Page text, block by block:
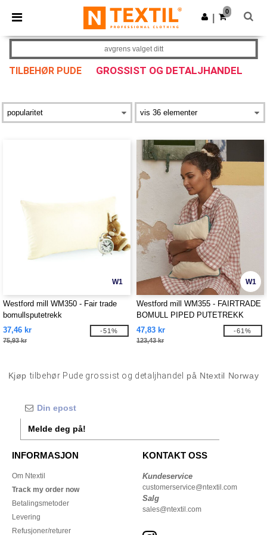
× Ntextil-app
Bedre priser i appen!
Last ned app
0
TILBEHØR PUDE GROSSIST OG DETALJHANDEL
avgrens valget ditt
W1
Westford mill WM350 - Fair trade
bomullsputetrekk
37,46 kr
75,93 kr
-51%
W1
Westford mill WM355 - FAIRTRADE
BOMULL PIPED PUTETREKK
47,83 kr
123,43 kr
-61%
Kjøptilbehør Pude grossist og detaljhandel på Ntextil Norway
Melde deg på!
INFORMASJON
Om Ntextil
Track my order now
Betalingsmetoder
Levering
Refusjoner/returer
KONTAKT OSS
Kundeservice
customerservice@ntextil.com
Salg
sales@ntextil.com